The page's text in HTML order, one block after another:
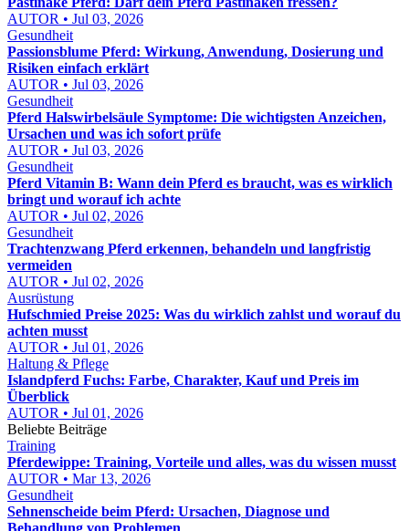
AUTOR • Jul 03, 2026
Gesundheit
Passionsblume Pferd: Wirkung, Anwendung, Dosierung und
Risiken einfach erklärt
AUTOR • Jul 03, 2026
Gesundheit
Pferd Halswirbelsäule Symptome: Die wichtigsten Anzeichen,
Ursachen und was ich sofort prüfe
AUTOR • Jul 03, 2026
Gesundheit
Pferd Vitamin B: Wann dein Pferd es braucht, was es wirklich
bringt und worauf ich achte
AUTOR • Jul 02, 2026
Gesundheit
Trachtenzwang Pferd erkennen, behandeln und langfristig
vermeiden
AUTOR • Jul 02, 2026
Ausrüstung
Hufschmied Preise 2025: Was du wirklich zahlst und worauf du
achten musst
AUTOR • Jul 01, 2026
Haltung & Pflege
Islandpferd Fuchs: Farbe, Charakter, Kauf und Preis im
Überblick
AUTOR • Jul 01, 2026
Beliebte Beiträge
Training
Pferdewippe: Training, Vorteile und alles, was du wissen musst
AUTOR • Mar 13, 2026
Gesundheit
Sehnenscheide beim Pferd: Ursachen, Diagnose und
Behandlung von Problemen